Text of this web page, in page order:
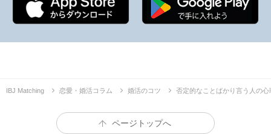
IBJ Matching 恋愛・婚活コラム 婚活のコツ 否定的なことばかり言う人の
ページトップへ